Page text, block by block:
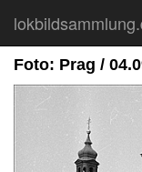
Foto: Prag /